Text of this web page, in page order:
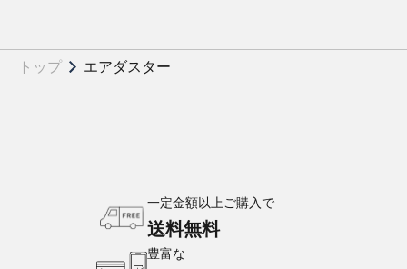
トップ エアダスター
一定金額以上ご購入で
送料無料
豊富な